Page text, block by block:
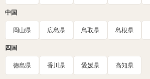
中国
岡山県 広島県 鳥取県 島根県
四国
徳島県 香川県 愛媛県 高知県